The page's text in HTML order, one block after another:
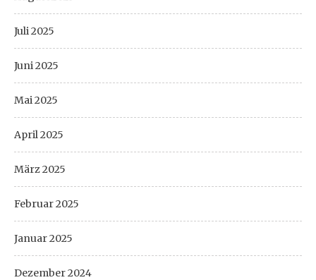
Juli 2025
Juni 2025
Mai 2025
April 2025
März 2025
Februar 2025
Januar 2025
Dezember 2024